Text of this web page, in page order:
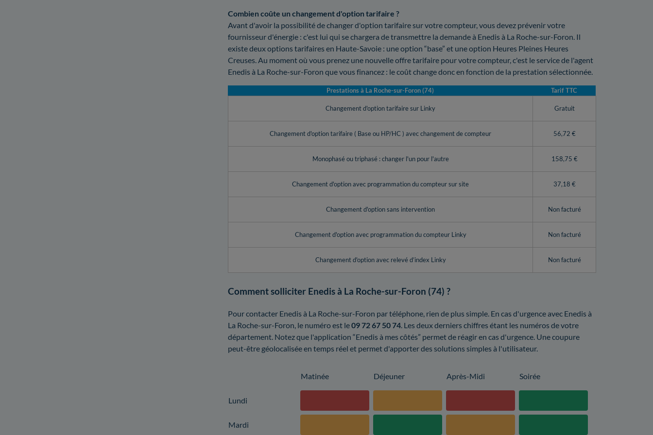
Combien coûte un changement d'option tarifaire ?
Avant d'avoir la possibilité de changer d'option tarifaire sur votre compteur, vous devez prévenir votre
fournisseur d'énergie : c'est lui qui se chargera de transmettre la demande à Enedis à La Roche-sur-Foron. Il
existe deux options tarifaires en Haute-Savoie : une option “base” et une option Heures Pleines Heures
Creuses. Au moment où vous prenez une nouvelle offre tarifaire pour votre compteur, c'est le service de l'agent
Enedis à La Roche-sur-Foron que vous financez : le coût change donc en fonction de la prestation sélectionnée.
Prestations à La Roche-sur-Foron (74) Tarif TTC
Changement d'option tarifaire sur Linky Gratuit
Changement d'option tarifaire ( Base ou HP/HC ) avec changement de compteur 56,72 €
Monophasé ou triphasé : changer l'un pour l'autre 158,75 €
Changement d'option avec programmation du compteur sur site 37,18 €
Changement d'option sans intervention Non facturé
Changement d'option avec programmation du compteur Linky Non facturé
Changement d'option avec relevé d’index Linky Non facturé
Comment solliciter Enedis à La Roche-sur-Foron (74) ?
Pour contacter Enedis à La Roche-sur-Foron par téléphone, rien de plus simple. En cas d'urgence avec Enedis à
La Roche-sur-Foron, le numéro est le09 72 67 50 74 . Les deux derniers chiffres étant les numéros de votre
département. Notez que l'application “Enedis à mes côtés” permet de réagir en cas d'urgence. Une coupure
peut-être géolocalisée en temps réel et permet d'apporter des solutions simples à l'utilisateur.
Matinée Déjeuner Après-Midi Soirée
Lundi
Mardi